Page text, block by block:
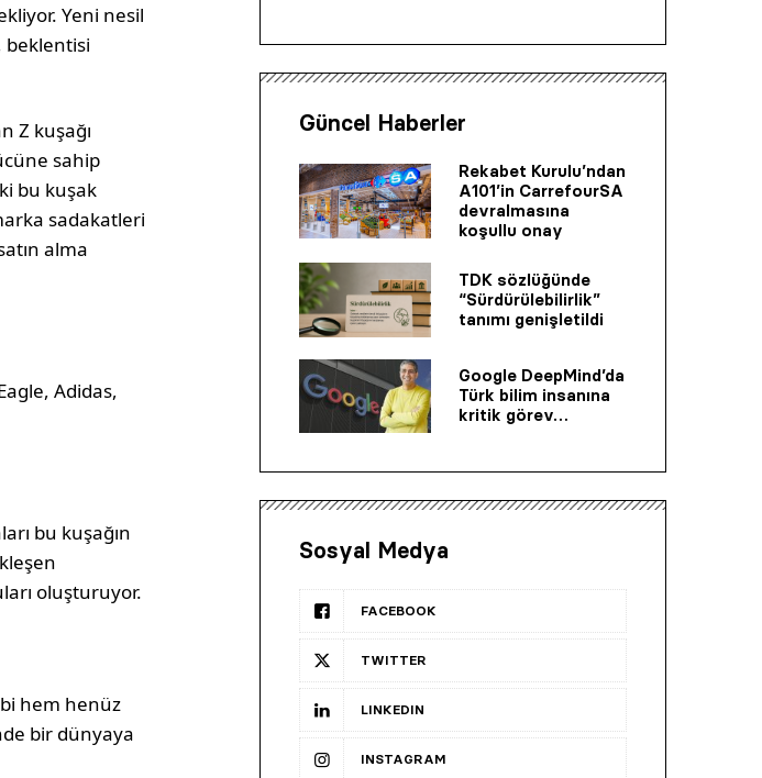
Yeni nesil
beklentisi
Z kuşağı
sahip
bu kuşak
sadakatleri
alma
Adidas,
bu kuşağın
oluşturuyor.
hem henüz
bir dünyaya
Güncel Haberler
Rekabet Kurulu’ndan
A101’in CarrefourSA
devralmasına
koşullu onay
TDK sözlüğünde
“Sürdürülebilirlik”
tanımı genişletildi
Google DeepMind’da
Türk bilim insanına
kritik görev…
Sosyal Medya
FACEBOOK
TWITTER
LINKEDIN
INSTAGRAM